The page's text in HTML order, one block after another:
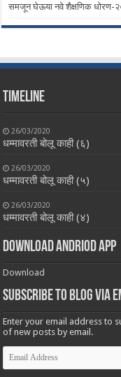
समजून घेऊया नवे शैक्षणिक धोरण-
Timeline
26/03/2020
धम्मावरती बोलू काही (६)
26/03/2020
धम्मावरती बोलू काही (५)
26/03/2020
धम्मावरती बोलू काही (४)
Download Andriod App
Download
Subscribe to Blog via
Enter your email address to
of new posts by email.
Email
Address